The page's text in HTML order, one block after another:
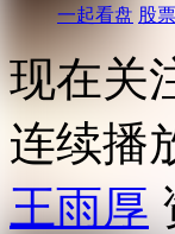
一起看盘 股票
现在关
连续播
王雨厚